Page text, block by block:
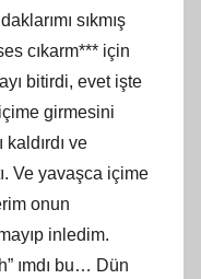
sıkmış
cıkarm*** için
bitirdi, evet işte
girmesini
ve
Ve yavaşca içime
onun
inledim.
ımdı bu… Dün